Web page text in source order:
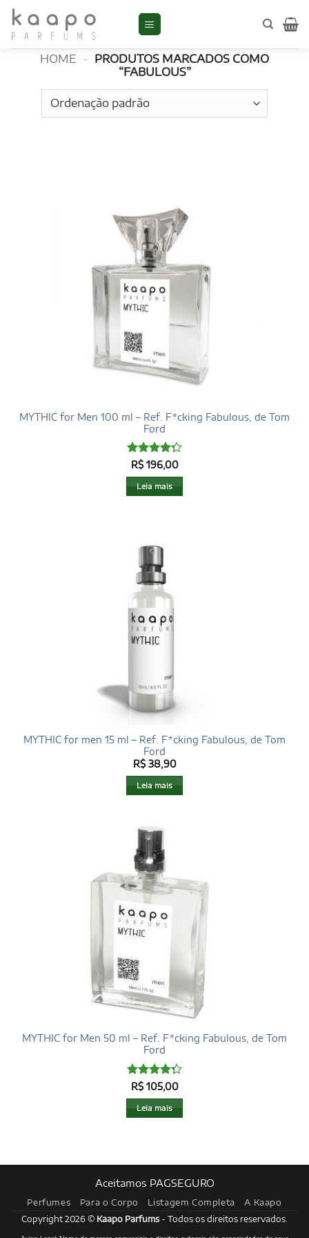
Skip
content
Fabulous
HOME - PRODUTOS MARCADOS COMO
“FABULOUS”
MYTHIC for Men 100 ml – Ref. F*cking Fabulous, de Tom
Ford
Avaliação
4.29de 5
R$196,00
Leia mais
MYTHIC for men 15 ml – Ref. F*cking Fabulous, de Tom
Ford
R$38,90
Leia mais
MYTHIC for Men 50 ml – Ref. F*cking Fabulous, de Tom
Ford
Avaliação
4.29de 5
R$105,00
Leia mais
Aceitamos PAGSEGURO
Perfumes Para o Corpo Listagem Completa A Kaapo
Copyright 2026 © Kaapo Parfums- Todos os direitos reservados.